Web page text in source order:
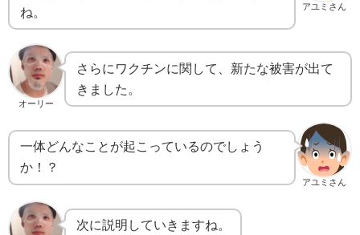
アユミさん
ね。
オーリー
さらにワクチンに関して、新たな被害が出て
きました。
アユミさん
一体どんなことが起こっているのでしょう
か！？
次に説明していきますね。